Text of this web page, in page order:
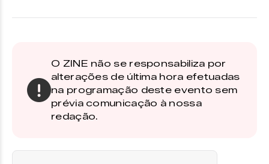
O ZINE não se responsabiliza por
alterações de última hora efetuadas
na programação deste evento sem
prévia comunicação à nossa
redação.